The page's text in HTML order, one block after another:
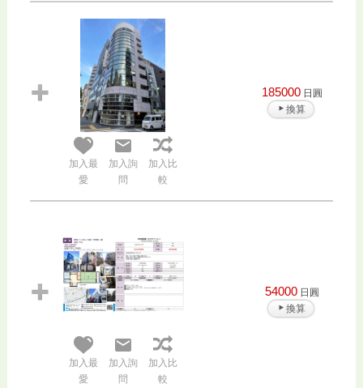
加入最
愛
加入詢
問
加入比
較
185000 日圓
換算
加入最
愛
加入詢
問
加入比
較
54000 日圓
換算